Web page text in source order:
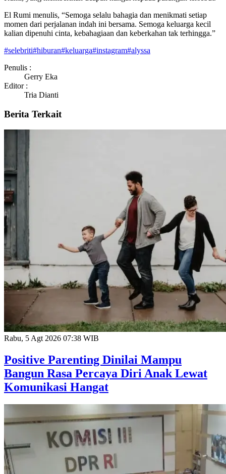
El Rumi menulis, “Semoga selalu bahagia dan menikmati setiap
momen dari perjalanan indah ini bersama. Semoga keluarga kecil
kalian dipenuhi cinta, kebahagiaan dan keberkahan tak terhingga.”
#selebriti#hiburan#keluarga#instagram#alyssa
Penulis :
Gerry Eka
Editor :
Tria Dianti
Berita Terkait
Rabu, 5 Agt 2026 07:38 WIB
Positive Parenting Dinilai Mampu
Bangun Rasa Percaya Diri Anak Lewat
Komunikasi Hangat